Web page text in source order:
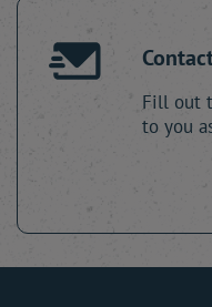
Fill out
to you